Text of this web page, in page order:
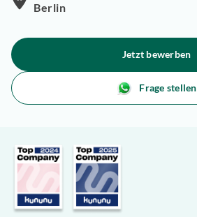
Berlin
Jetzt bewerben
Frage stellen